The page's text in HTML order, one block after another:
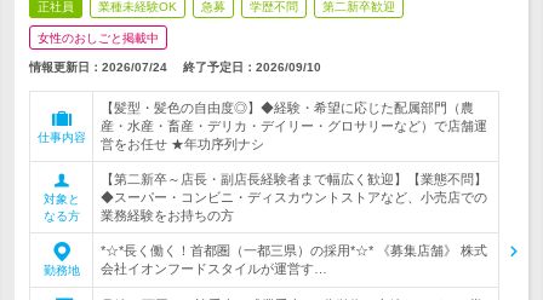
正社員 業種未経験OK 急募 学歴不問 第二新卒歓迎
女性のおしごと掲載中
情報更新日：2026/07/24 終了予定日： 2026/09/10
仕事内容
【髪型・髪色の自由度◎】◆経験・希望に応じた配属部門（農
産・水産・畜産・デリカ・デイリー・グロサリーなど）で店舗運
営をお任せ ★年功序列ナシ
対象と
なる方
【第二新卒～店長・副店長経験者まで幅広く歓迎】【業態不問】
◆スーパー・コンビニ・ディスカウントストアなど、小売店での
業務経験をお持ちの方
勤務地
*☆*長く働く！首都圏（一都三県）の採用*☆* 《募集店舗》 株式
会社イオンフードスタイルが運営す…